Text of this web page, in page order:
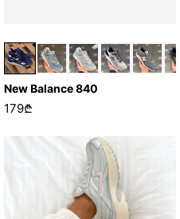
New Balance 840
179₾